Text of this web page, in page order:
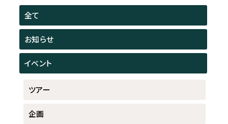
全て
お知らせ
イベント
ツアー
企画